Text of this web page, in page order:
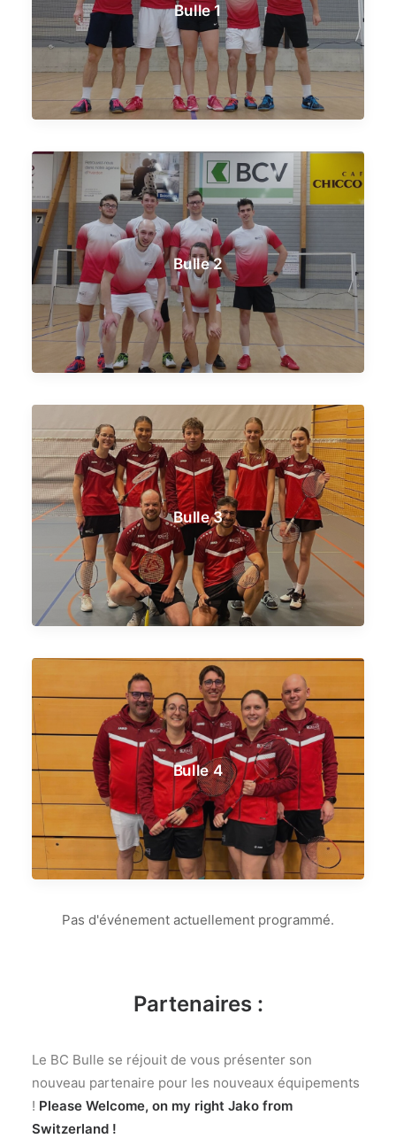
Bulle 1
Bulle 2
Bulle 3
Bulle 4
Pas d'événement actuellement programmé.
Partenaires :
Le BC Bulle se réjouit de vous présenter son
nouveau partenaire pour les nouveaux équipements
! Please Welcome, on my right Jako from
Switzerland !